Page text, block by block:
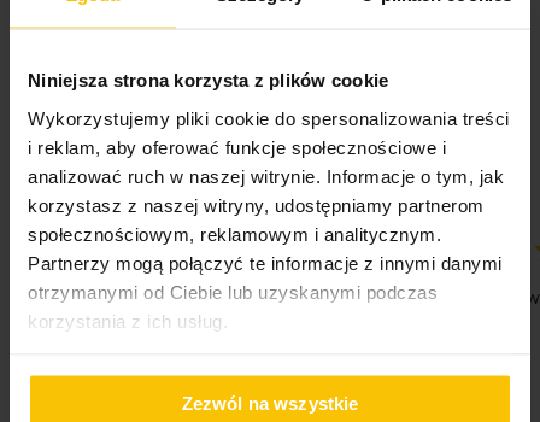
Niniejsza strona korzysta z plików cookie
Wykorzystujemy pliki cookie do spersonalizowania treści
i reklam, aby oferować funkcje społecznościowe i
analizować ruch w naszej witrynie. Informacje o tym, jak
korzystasz z naszej witryny, udostępniamy partnerom
społecznościowym, reklamowym i analitycznym.
Partnerzy mogą połączyć te informacje z innymi danymi
otrzymanymi od Ciebie lub uzyskanymi podczas
korzystania z ich usług.
Zezwól na wszystkie
5%
Na podstawie 28319 opinii. Zobacz niektóre opinie
tutaj.
100%
Jestem zadowolona z poziomu usług i
dostawy
100%
Jestem na